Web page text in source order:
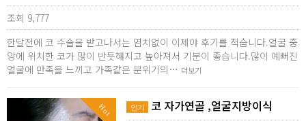
조회 9,777
한달전에 코 수술을 받고나서는 염치없이 이제야 후기를 적습니다.얼굴 중
앙에 위치한 코가 많이 반듯해지고 높아져서 기분이 좋습니다.많이 예뻐진
얼굴에 만족을 느끼고 가족같은 분위기의… 더보기
Hot 인기 코 자가연골 ,얼굴지방이식